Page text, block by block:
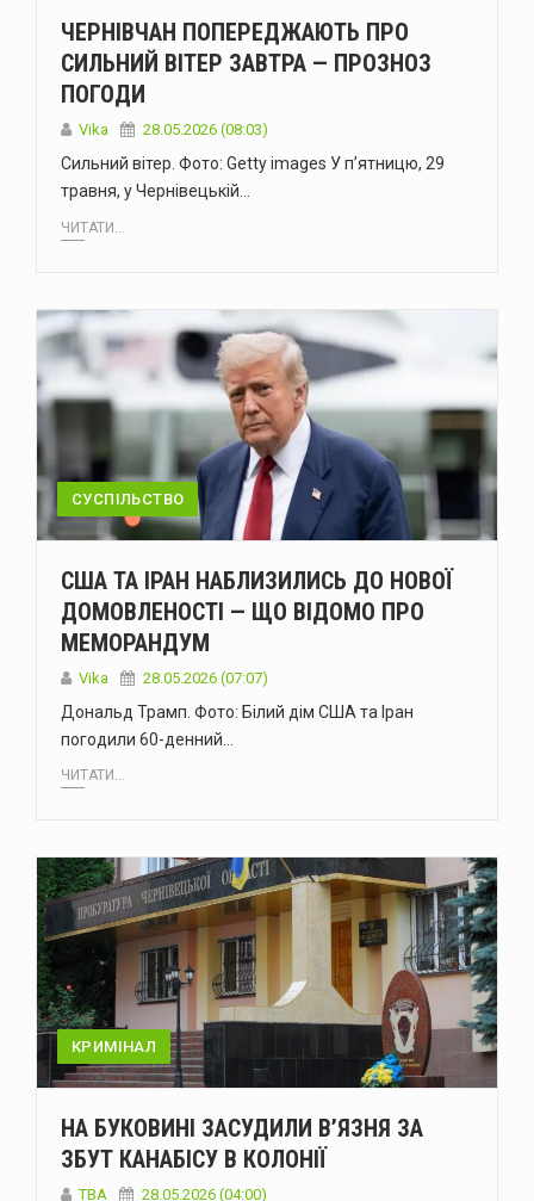
ЧЕРНІВЧАН ПОПЕРЕДЖАЮТЬ ПРО
СИЛЬНИЙ ВІТЕР ЗАВТРА — ПРОЗНОЗ
ПОГОДИ
Vika 28.05.2026 (08:03)
Сильний вітер. Фото: Getty images У п’ятницю, 29
травня, у Чернівецькій…
ЧИТАТИ...
СУСПІЛЬСТВО
США ТА ІРАН НАБЛИЗИЛИСЬ ДО НОВОЇ
ДОМОВЛЕНОСТІ — ЩО ВІДОМО ПРО
МЕМОРАНДУМ
Vika 28.05.2026 (07:07)
Дональд Трамп. Фото: Білий дім США та Іран
погодили 60-денний…
ЧИТАТИ...
КРИМІНАЛ
НА БУКОВИНІ ЗАСУДИЛИ В’ЯЗНЯ ЗА
ЗБУТ КАНАБІСУ В КОЛОНІЇ
ТВА 28.05.2026 (04:00)